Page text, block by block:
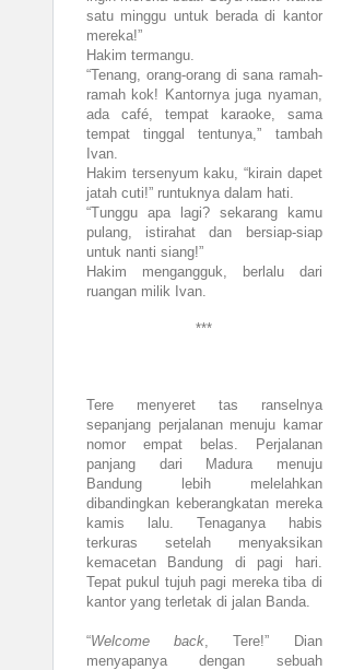
satu minggu untuk berada di kantor
mereka!”
Hakim termangu.
“Tenang, orang-orang di sana ramah-
ramah kok! Kantornya juga nyaman,
ada café, tempat karaoke, sama
tempat tinggal tentunya,” tambah
Ivan.
Hakim tersenyum kaku, “kirain dapet
jatah cuti!” runtuknya dalam hati.
“Tunggu apa lagi? sekarang kamu
pulang, istirahat dan bersiap-siap
untuk nanti siang!”
Hakim mengangguk, berlalu dari
ruangan milik Ivan.
***
Tere menyeret tas ranselnya
sepanjang perjalanan menuju kamar
nomor empat belas. Perjalanan
panjang dari Madura menuju
Bandung lebih melelahkan
dibandingkan keberangkatan mereka
kamis lalu. Tenaganya habis
terkuras setelah menyaksikan
kemacetan Bandung di pagi hari.
Tepat pukul tujuh pagi mereka tiba di
kantor yang terletak di jalan Banda.
“Welcome back , Tere!” Dian
menyapanya dengan sebuah